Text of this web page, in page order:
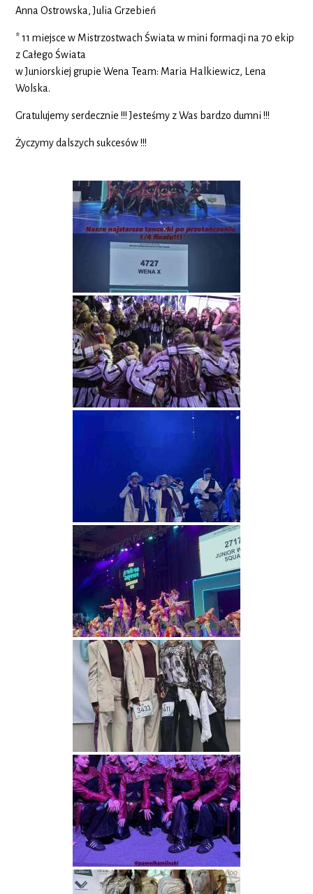
Anna Ostrowska, Julia Grzebień
* 11 miejsce w Mistrzostwach Świata w mini formacji na 70 ekip
z Całego Świata
w Juniorskiej grupie Wena Team: Maria Halkiewicz, Lena
Wolska.
Gratulujemy serdecznie !!! Jesteśmy z Was bardzo dumni !!!
Życzymy dalszych sukcesów !!!